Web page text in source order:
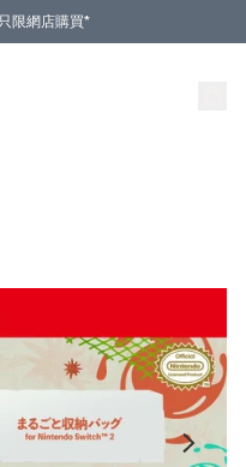
限網店購買*